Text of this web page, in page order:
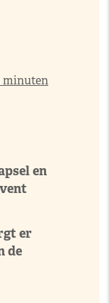
minuten
en
er
de